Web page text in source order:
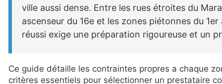
ville aussi dense. Entre les rues étroites du
ascenseur du 16e et les zones piétonnes du
réussi exige une préparation rigoureuse et un
Ce guide détaille les contraintes propres a chaque
critères essentiels pour sélectionner un prestataire